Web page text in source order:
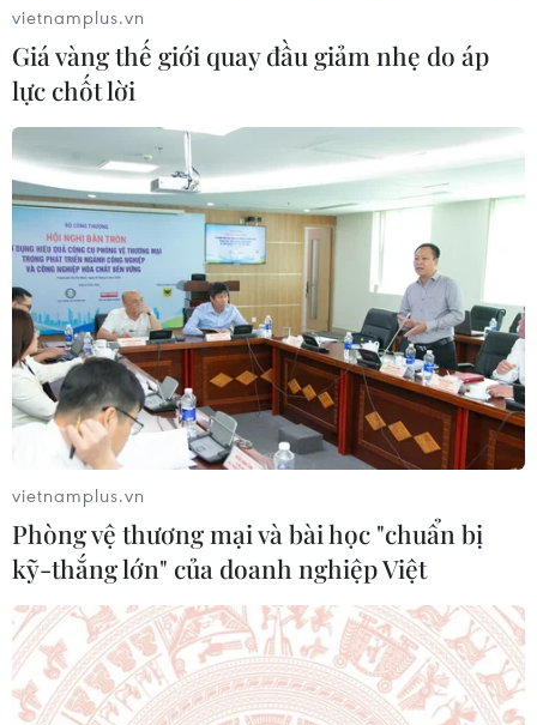
vietnamplus.vn
Giá vàng thế giới quay đầu giảm nhẹ do áp
lực chốt lời
vietnamplus.vn
Phòng vệ thương mại và bài học "chuẩn bị
kỹ-thắng lớn" của doanh nghiệp Việt